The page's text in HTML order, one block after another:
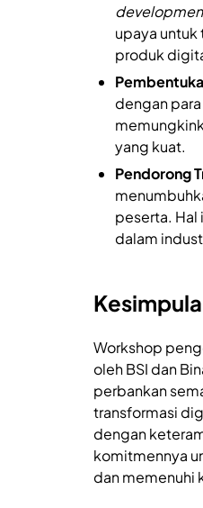
upaya
produk
dengan
yang kuat.
Pendorong
peserta. Hal
dalam
Workshop
oleh BSI dan
perbankan
transformasi
dengan
komitmennya
dan memenuhi